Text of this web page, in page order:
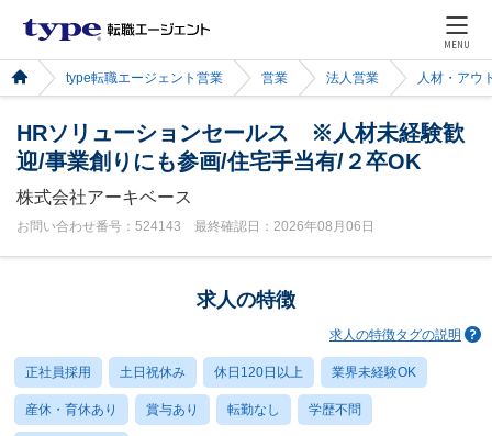
MENU
type転職エージェント営業 営業 法人営業 人材・アウ
HRソリューションセールス ※人材未経験歓
迎/事業創りにも参画/住宅手当有/２卒OK
株式会社アーキベース
お問い合わせ番号：524143 最終確認日：2026年08月06日
求人の特徴
求人の特徴タグの説明
正社員採用 土日祝休み 休日120日以上 業界未経験OK
産休・育休あり 賞与あり 転勤なし 学歴不問